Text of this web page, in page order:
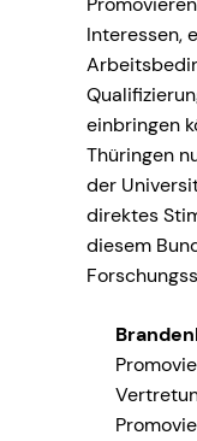
Interessen,
einbringen
Thüringen
der
direktes
diesem